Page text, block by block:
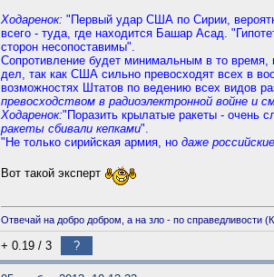
Ходаренок: "Первый удар США по Сирии,
всего - туда, где находится Башар Асад.
сторон несопоставимы".
Сопротивление будет минимальным в то время,
дел, так как США сильно превосходят всех в
возможностях Штатов по ведению всех видов
превосходством в радиоэлектронной войне и
Ходаренок:"Поразить крылатые ракеты - очень
ракеты сбивали кепками".
"Не только сирийская армия, но даже
Вот такой эксперт
Отвечай на добро добром, а на зло - по справедливости
+ 0.19 / 3 ?